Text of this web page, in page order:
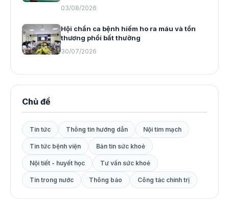
03/08/2026
Hội chẩn ca bệnh hiếm ho ra máu và tổn
thương phổi bất thường
30/07/2026
Chủ đề
Tin tức Thông tin hướng dẫn Nội tim mạch
Tin tức bệnh viện Bản tin sức khoẻ
Nội tiết - huyết học Tư vấn sức khoẻ
Tin trong nước Thông báo Công tác chính trị